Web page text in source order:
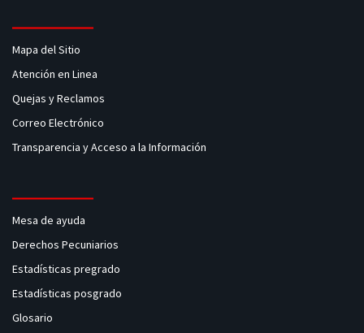
Mapa del Sitio
Atención en Linea
Quejas y Reclamos
Correo Electrónico
Transparencia y Acceso a la Información
Mesa de ayuda
Derechos Pecuniarios
Estadísticas pregrado
Estadísticas posgrado
Glosario